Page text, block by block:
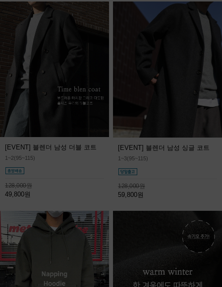
[EVENT] 블렌더 남성 더블 코트
1~2(95~115)
128,000원
49,800원
[EVENT] 블렌더 남성 싱글 코트
1~3(95~115)
128,000원
59,800원